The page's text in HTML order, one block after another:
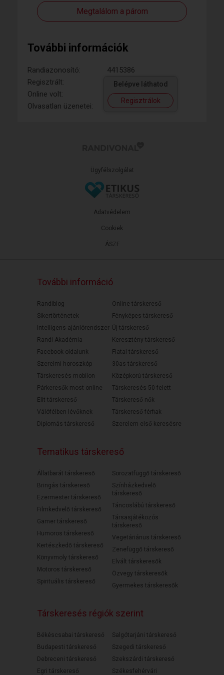
Megtalálom a párom
További információk
Randiazonosító:
4415386
Regisztrált:
Online volt:
Olvasatlan üzenetei:
Belépve láthatod
Regisztrálok
Ügyfélszolgálat
ÁSZF
Adatvédelem
Cookiek
További információ
Randiblog
Sikertörténetek
Intelligens ajánlórendszer
Randi Akadémia
Facebook oldalunk
Szerelmi horoszkóp
Társkeresés mobilon
Párkeresők most online
Elit társkereső
Válófélben lévőknek
Diplomás társkereső
Online társkereső
Fényképes társkereső
Új társkereső
Keresztény társkereső
Fiatal társkereső
30as társkereső
Középkorú társkereső
Társkeresés 50 felett
Társkereső nők
Társkereső férfiak
Szerelem első keresésre
Tematikus társkereső
Állatbarát társkereső
Bringás társkereső
Ezermester társkereső
Filmkedvelő társkereső
Gamer társkereső
Humoros társkereső
Kertészkedő társkereső
Könyvmoly társkereső
Motoros társkereső
Spirituális társkereső
Sorozatfüggő társkereső
Színházkedvelő
társkereső
Táncoslábú társkereső
Társasjátékozós
társkereső
Vegetáriánus társkereső
Zenefüggő társkereső
Elvált társkeresők
Özvegy társkeresők
Gyermekes társkeresők
Társkeresés régiók szerint
Békéscsabai társkereső
Budapesti társkereső
Debreceni társkereső
Egri társkereső
Salgótarjáni társkereső
Szegedi társkereső
Szekszárdi társkereső
Székesfehérvári